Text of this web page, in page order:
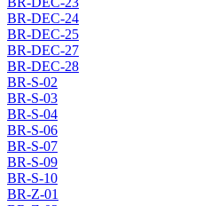
BR-DEC-24
BR-DEC-25
BR-DEC-27
BR-DEC-28
BR-S-02
BR-S-03
BR-S-04
BR-S-06
BR-S-07
BR-S-09
BR-S-10
BR-Z-01